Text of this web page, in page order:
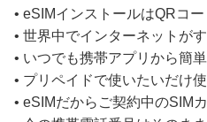
• eSIMインストールはQRコ
• 世界中でインターネットが
• いつでも携帯アプリから簡
• プリペイドで使いたいだけ
• eSIMだからご契約中のSIM